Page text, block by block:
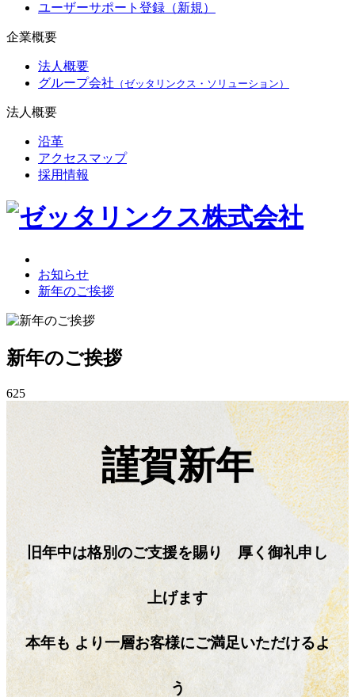
ユーザーサポート登録（新規）
企業概要
法人概要
グループ会社 （ゼッタリンクス・ソリューション）
法人概要
沿革
アクセスマップ
採用情報
お知らせ
新年のご挨拶
新年のご挨拶
625
謹賀新年
旧年中は格別のご支援を賜り 厚く御礼申し
上げます
本年も より一層お客様にご満足いただけるよ
う